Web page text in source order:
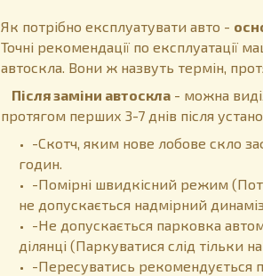
Як потрібно експлуатувати авто -
Точні рекомендації по експлуатації
автоскла. Вони ж назвуть термін,
Після заміни автоскла - можна
протягом перших 3-7 днів після
-Скотч, яким нове лобове скло
годин.
-Помірні швидкісний режим
не допускається надмірний
-Не допускається парковка
ділянці (Паркуватися слід тільки
-Пересуватись рекомендується